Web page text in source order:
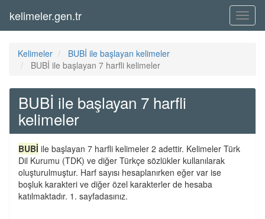
Menü
kelimeler.gen.tr
Kelimeler
BUBİ ile başlayan kelimeler
BUBİ ile başlayan 7 harfli kelimeler
BUBİ ile başlayan 7 harfli
kelimeler
BUBİ ile başlayan 7 harfli kelimeler 2 adettir. Kelimeler Türk
Dil Kurumu (TDK) ve diğer Türkçe sözlükler kullanılarak
oluşturulmuştur. Harf sayısı hesaplanırken eğer var ise
boşluk karakteri ve diğer özel karakterler de hesaba
katılmaktadır. 1. sayfadasınız.